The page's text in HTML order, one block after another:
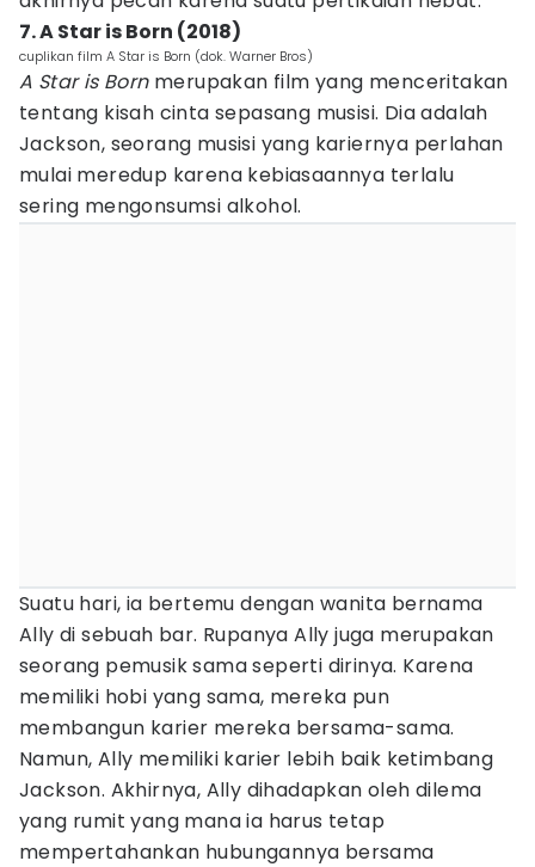
7. A Star is Born (2018)
cuplikan film A Star is Born (dok. Warner Bros)
A Star is Bornmerupakan film yang menceritakan
tentang kisah cinta sepasang musisi. Dia adalah
Jackson, seorang musisi yang kariernya perlahan
mulai meredup karena kebiasaannya terlalu
sering mengonsumsi alkohol.
Suatu hari, ia bertemu dengan wanita bernama
Ally di sebuah bar. Rupanya Ally juga merupakan
seorang pemusik sama seperti dirinya. Karena
memiliki hobi yang sama, mereka pun
membangun karier mereka bersama-sama.
Namun, Ally memiliki karier lebih baik ketimbang
Jackson. Akhirnya, Ally dihadapkan oleh dilema
yang rumit yang mana ia harus tetap
mempertahankan hubungannya bersama